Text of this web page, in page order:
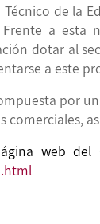
de la
a esta
dotar al
a este
por
web